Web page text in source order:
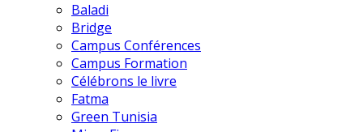
Baladi
Bridge
Campus Conférences
Campus Formation
Célébrons le livre
Fatma
Green Tunisia